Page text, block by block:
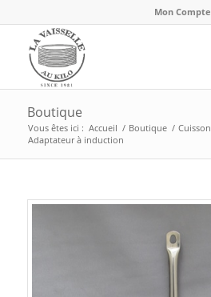
Mon Compte
Boutique
Vous êtes ici : Accueil / Boutique / Cuisson
Adaptateur à induction